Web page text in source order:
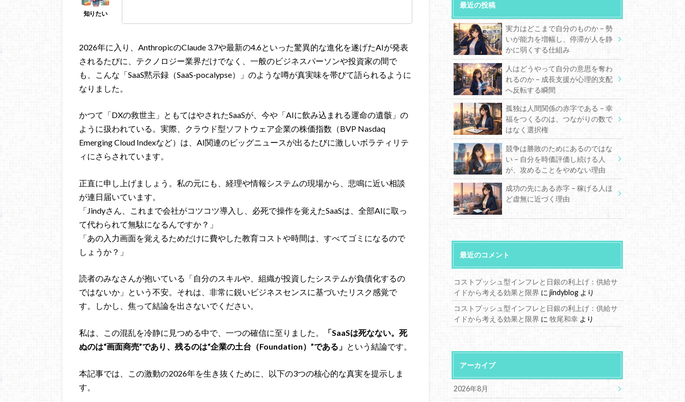
2026年に入り、AnthropicのClaude 3.7や最新の4.6といった驚異的な進化を遂げたAIが発表
されるたびに、テクノロジー業界だけでなく、一般のビジネスパーソンや投資家の間で
も、こんな「SaaS黙示録（SaaS-pocalypse）」のような噂が真実味を帯びて語られるように
なりました。
かつて「DXの救世主」ともてはやされたSaaSが、今や「AIに飲み込まれる運命の遺骸」の
ように扱われている。実際、クラウド型ソフトウェア企業の株価指数（BVP Nasdaq
Emerging Cloud Indexなど）は、AI関連のビッグニュースが出るたびに激しいボラティリテ
ィにさらされています。
正直に申し上げましょう。私の元にも、経理や情報システムの現場から、悲鳴に近い相談
が連日届いています。
「Jindyさん、これまで会社がコツコツ導入し、必死で操作を覚えたSaaSは、全部AIに取っ
て代わられて無駄になるんですか？」
「あの入力画面を覚えるためだけに費やした教育コストや時間は、すべてゴミになるので
しょうか？」
読者のみなさんが抱いている「自分のスキルや、組織が投資したシステムが負債化するの
ではないか」という不安。それは、非常に鋭いビジネスセンスに基づいたリスク感覚で
す。しかし、焦って結論を出さないでください。
私は、この混乱を冷静に見つめる中で、一つの確信に至りました。
「SaaSは死なない。死
ぬのは“画面商売”であり、残るのは“企業の土台（Foundation）”である」 という結論です。
本記事では、この激動の2026年を生き抜くために、以下の3つの核心的な真実を提示しま
す。
最近の投稿
実力はどこまで自分のものか – 勢
いが能力を増幅し、停滞が人を静
かに弱くする仕組み
人はどうやって自分の意思を奪わ
れるのか – 成長支援が心理的支配
へ反転する瞬間
孤独は人間関係の赤字である – 幸
福をつくるのは、つながりの数で
はなく選択権
競争は勝敗のためにあるのではな
い – 自分を時価評価し続ける人
が、攻めることをやめない理由
成功の先にある赤字 – 稼げる人ほ
ど虚無に近づく理由
最近のコメント
コストプッシュ型インフレと日銀の利上げ：供給サ
イドから考える効果と限界 にjindyblog より
コストプッシュ型インフレと日銀の利上げ：供給サ
イドから考える効果と限界 に牧尾和幸 より
アーカイブ
2026年8月